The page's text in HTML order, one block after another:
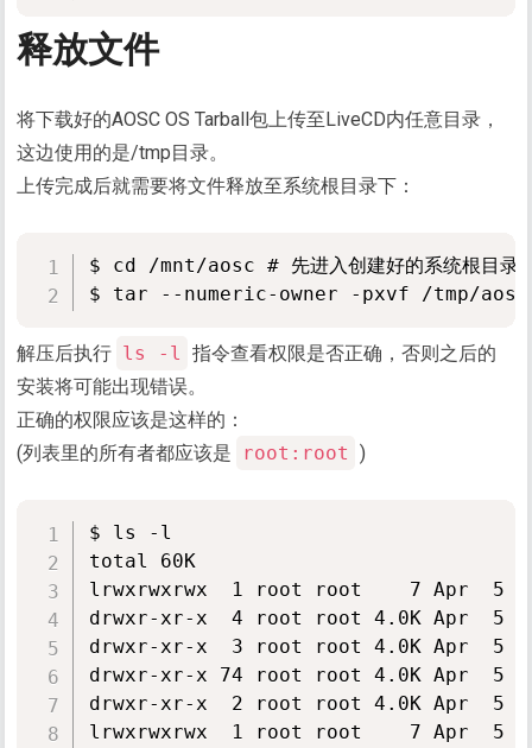
释放文件
将下载好的AOSC OS Tarball包上传至LiveCD内任意目录，
这边使用的是/tmp目录。
上传完成后就需要将文件释放至系统根目录下：
$ cd /mnt/aosc # 先进入创建好的系统根目录
解压后执行 ls -l 指令查看权限是否正确，否则之后的
安装将可能出现错误。
正确的权限应该是这样的：
(列表里的所有者都应该是
root:root )
$ ls -l
total 60K
lrwxrwxrwx  1 root root    7 Apr  5
drwxr-xr-x  4 root root 4.0K Apr  5
drwxr-xr-x  3 root root 4.0K Apr  5
drwxr-xr-x 74 root root 4.0K Apr  5
drwxr-xr-x  2 root root 4.0K Apr  5
lrwxrwxrwx  1 root root    7 Apr  5